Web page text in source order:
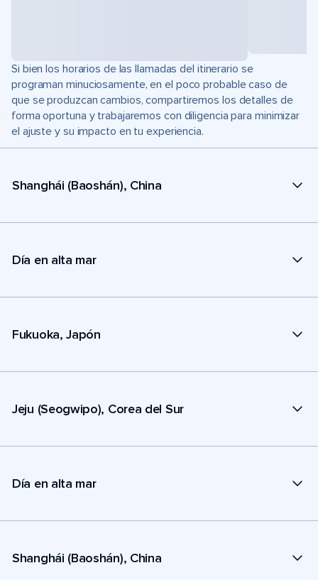
Si bien los horarios de las llamadas del itinerario se
programan minuciosamente, en el poco probable caso de
que se produzcan cambios, compartiremos los detalles de
forma oportuna y trabajaremos con diligencia para minimizar
el ajuste y su impacto en tu experiencia.
Shanghái (Baoshán), China
Día en alta mar
Fukuoka, Japón
Jeju (Seogwipo), Corea del Sur
Día en alta mar
Shanghái (Baoshán), China